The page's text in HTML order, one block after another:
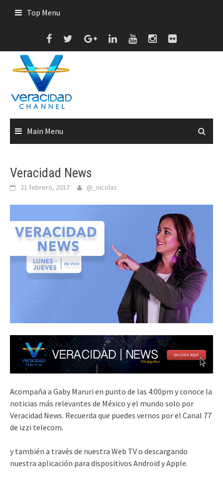
Top Menu
Main Menu
Veracidad News
21 febrero, 2017 @_nicolas
Acompaña a Gaby Maruri en punto de las 4:00pm y conoce la
noticias más relevantes de México y el mundo solo por
Veracidad News. Recuerda que puedes vernos por el Canal 77
de izzi telecom.
y también a través de nuestra Web TV o descargando
nuestra aplicación para dispositivos Android y Apple.